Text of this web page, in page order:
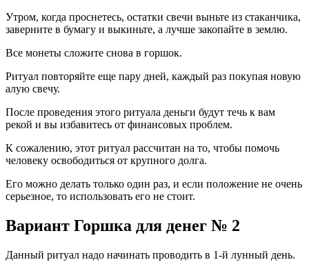
Утром, когда проснетесь, остатки свечи выньте из стаканчика,
заверните в бумагу и выкиньте, а лучше закопайте в землю.
Все монеты сложите снова в горшок.
Ритуал повторяйте еще пару дней, каждый раз покупая новую
алую свечу.
После проведения этого ритуала деньги будут течь к вам
рекой и вы избавитесь от финансовых проблем.
К сожалению, этот ритуал рассчитан на то, чтобы помочь
человеку освободиться от крупного долга.
Его можно делать только один раз, и если положение не очень
серьезное, то использовать его не стоит.
Вариант Горшка для денег № 2
Данный ритуал надо начинать проводить в 1-й лунный день.